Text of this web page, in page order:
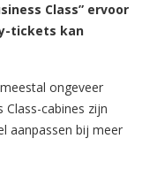
Class” ervoor
tickets kan
ongeveer
cabines zijn
aanpassen bij meer